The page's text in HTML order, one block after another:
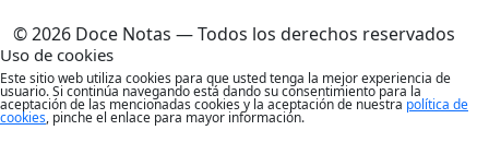
© 2026 Doce Notas — Todos los derechos reservados
Uso de cookies
Este sitio web utiliza cookies para que usted tenga la mejor experiencia de
usuario. Si continúa navegando está dando su consentimiento para la
aceptación de las mencionadas cookies y la aceptación de nuestra política de
cookies, pinche el enlace para mayor información.